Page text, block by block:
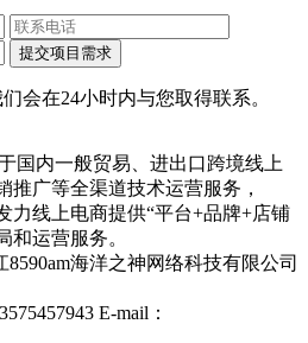
会在24小时内与您取得联系。
国内一般贸易、进出口跨境线上
推广等全渠道技术运营服务，
力线上电商提供“平台+品牌+店铺
和运营服务。
8590am海洋之神网络科技有限公司
E-mail：